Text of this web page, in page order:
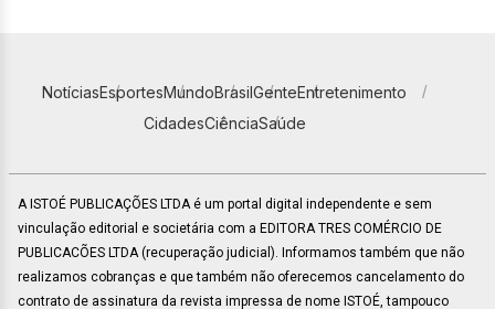
NotíciasEsportesMundoBrasilGenteEntretenimento
CidadesCiênciaSaúde
A ISTOÉ PUBLICAÇÕES LTDA é um portal digital independente e sem
vinculação editorial e societária com a EDITORA TRES COMÉRCIO DE
PUBLICACÕES LTDA (recuperação judicial). Informamos também que não
realizamos cobranças e que também não oferecemos cancelamento do
contrato de assinatura da revista impressa de nome ISTOÉ, tampouco